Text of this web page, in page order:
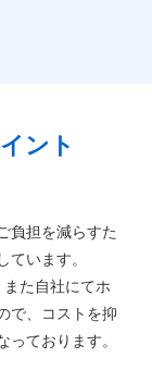
ント
負担を減らすた
ています。
た自社にてホ
で、コストを抑
っております。